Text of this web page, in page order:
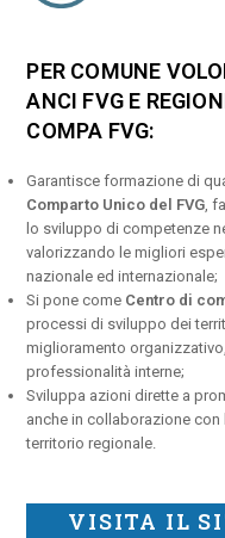
PER COMUNE
ANCI FVG E
COMPA FVG:
Garantisce formazione di
Comparto Unico del FVG,
lo sviluppo di competenze
valorizzando le migliori
nazionale ed internazionale;
Si pone come Centro di
processi di sviluppo dei
miglioramento
professionalità interne;
Sviluppa azioni dirette a
anche in collaborazione con
territorio regionale.
VISITA IL